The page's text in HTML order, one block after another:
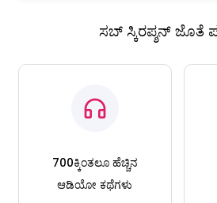
ಸಬ್ ಸ್ಕಿರಪ್ಶನ್
700ಕ್ಕಿಂತಲೂ ಹೆಚ್ಚಿನ
ಆಡಿಯೋ ಕಥೆಗಳು